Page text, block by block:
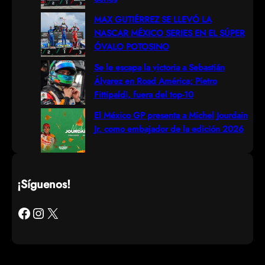
MAX GUTIÉRREZ SE LLEVÓ LA
NASCAR MÉXICO SERIES EN EL SÚPER
ÓVALO POTOSINO
Se le escapa la victoria a Sebastián
Álvarez en Road América; Pietro
Fittipaldi, fuera del top-10
El México GP presenta a Michel Jourdain
Jr. como embajador de la edición 2026
¡Síguenos!
Facebook Instagram X